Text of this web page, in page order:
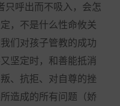
呼出而不吸入，会怎
，不是什么性命攸关
们对孩子管教的成功
坚定时，和善能抵消
、抗拒、对自尊的挫
造成的所有问题（娇